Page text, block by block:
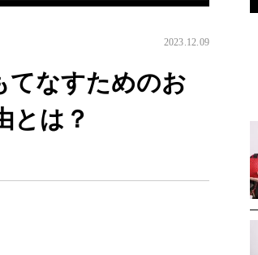
2023.12.09
てなすためのお
とは？